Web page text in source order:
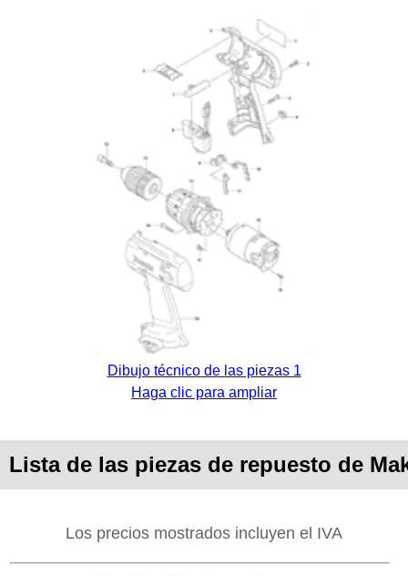
Dibujo técnico de las piezas 1
Haga clic para ampliar
Lista de las piezas de repuesto de
Los precios mostrados incluyen el IVA